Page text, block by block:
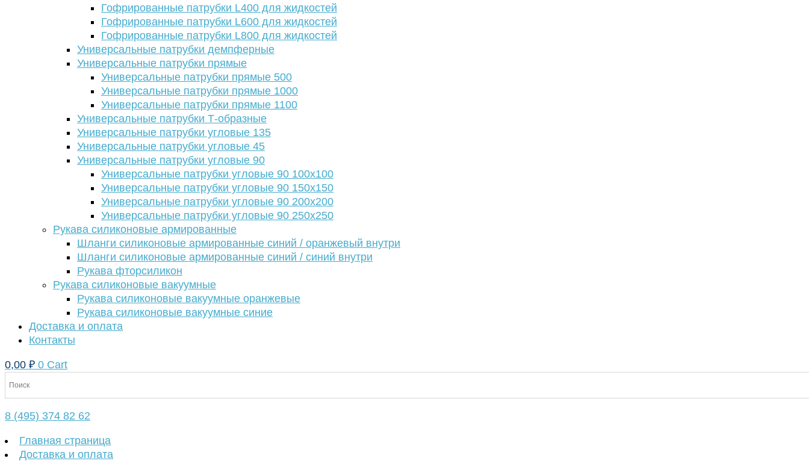
Гофрированные патрубки L400 для жидкостей
Гофрированные патрубки L600 для жидкостей
Гофрированные патрубки L800 для жидкостей
Универсальные патрубки демпферные
Универсальные патрубки прямые
Универсальные патрубки прямые 500
Универсальные патрубки прямые 1000
Универсальные патрубки прямые 1100
Универсальные патрубки Т-образные
Универсальные патрубки угловые 135
Универсальные патрубки угловые 45
Универсальные патрубки угловые 90
Универсальные патрубки угловые 90 100х100
Универсальные патрубки угловые 90 150х150
Универсальные патрубки угловые 90 200х200
Универсальные патрубки угловые 90 250х250
Рукава силиконовые армированные
Шланги силиконовые армированные синий / оранжевый внутри
Шланги силиконовые армированные синий / синий внутри
Рукава фторсиликон
Рукава силиконовые вакуумные
Рукава силиконовые вакуумные оранжевые
Рукава силиконовые вакуумные синие
Доставка и оплата
Контакты
0,00 ₽ 0 Cart
8 (495) 374 82 62
Главная страница
Доставка и оплата